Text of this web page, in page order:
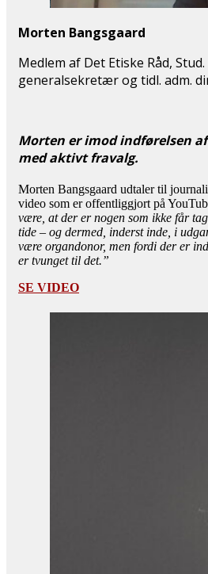
Morten Bangsgaard
Medlem af Det Etiske Råd,
generalsekretær og tidl. adm.
Morten er imod indførelsen
med aktivt fravalg.
Morten Bangsgaard udtaler til
video som er offentliggjort på
være, at der er nogen som ikke får
tide – og dermed, inderst inde, i
være organdonor, men fordi der er
er tvunget til det.”
SE VIDEO